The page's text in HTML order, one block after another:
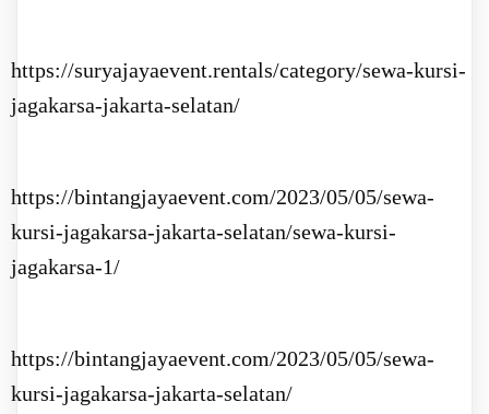
https://suryajayaevent.rentals/category/sewa-kursi-
jagakarsa-jakarta-selatan/
https://bintangjayaevent.com/2023/05/05/sewa-
kursi-jagakarsa-jakarta-selatan/sewa-kursi-
jagakarsa-1/
https://bintangjayaevent.com/2023/05/05/sewa-
kursi-jagakarsa-jakarta-selatan/